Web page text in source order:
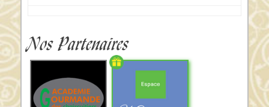
Nos Partenaires